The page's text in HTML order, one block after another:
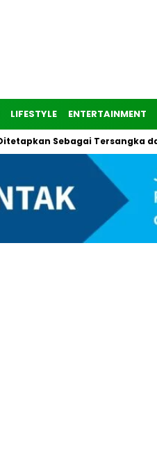
LIFESTYLE ENTERTAINMENT
Sebagai Tersangka dalam